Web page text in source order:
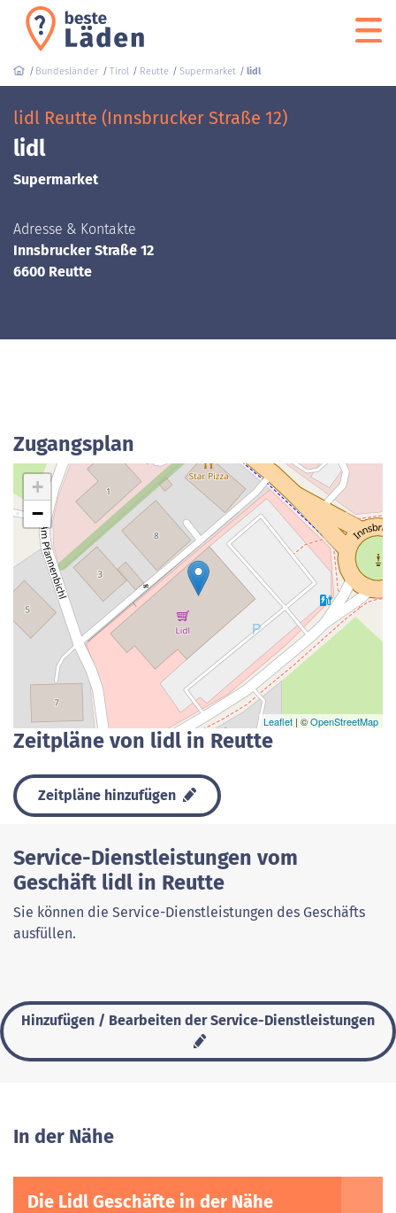
Bundesländer Tirol Reutte Supermarket lidl
lidl Reutte (Innsbrucker Straße 12)
lidl
Supermarket
Adresse & Kontakte
Innsbrucker Straße 12
6600 Reutte
Zugangsplan
+
−
Leaflet | ©OpenStreetMap
Zeitpläne von lidl in Reutte
Zeitpläne hinzufügen
Service-Dienstleistungen vom
Geschäft lidl in Reutte
Sie können die Service-Dienstleistungen des Geschäfts
ausfüllen.
Hinzufügen / Bearbeiten der Service-Dienstleistungen
In der Nähe
Die Lidl Geschäfte in der Nähe